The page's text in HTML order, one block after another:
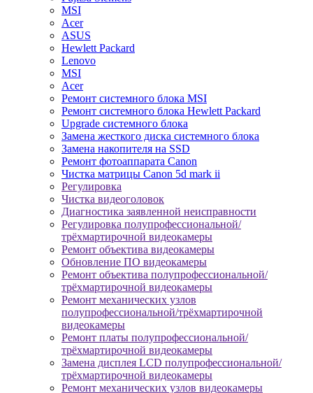
MSI
Acer
ASUS
Hewlett Packard
Lenovo
MSI
Acer
Ремонт системного блока MSI
Ремонт системного блока Hewlett Packard
Upgrade системного блока
Замена жесткого диска системного блока
Замена накопителя на SSD
Ремонт фотоаппарата Canon
Чистка матрицы Canon 5d mark ii
Регулировка
Чистка видеоголовок
Диагностика заявленной неисправности
Регулировка полупрофессиональной/
трёхмартирочной видеокамеры
Ремонт объектива видеокамеры
Обновление ПО видеокамеры
Ремонт объектива полупрофессиональной/
трёхмартирочной видеокамеры
Ремонт механических узлов
полупрофессиональной/трёхмартирочной
видеокамеры
Ремонт платы полупрофессиональной/
трёхмартирочной видеокамеры
Замена дисплея LCD полупрофессиональной/
трёхмартирочной видеокамеры
Ремонт механических узлов видеокамеры